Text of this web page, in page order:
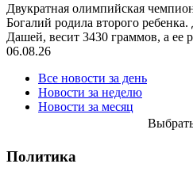
Двукратная олимпийская
Богалий родила второго
Дашей, весит 3430 граммов, а ее
06.08.26
Все новости за день
Новости за неделю
Новости за месяц
Политика